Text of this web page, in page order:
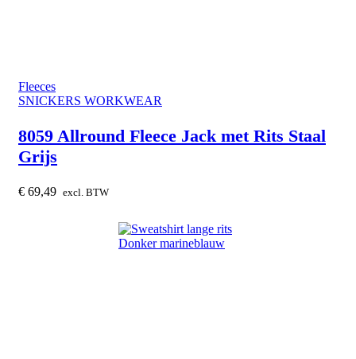
Fleeces
SNICKERS WORKWEAR
8059 Allround Fleece Jack met Rits Staal
Grijs
€ 69,49 excl. BTW